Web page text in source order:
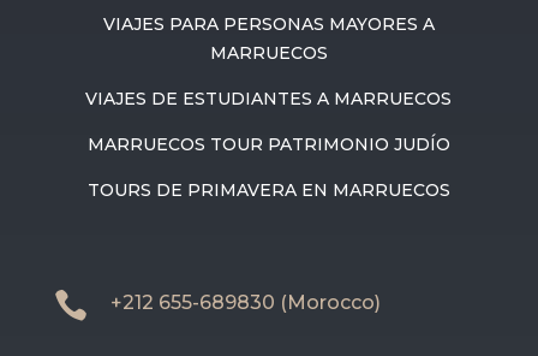
VIAJES PARA PERSONAS MAYORES A
MARRUECOS
VIAJES DE ESTUDIANTES A MARRUECOS
MARRUECOS TOUR PATRIMONIO JUDÍO
TOURS DE PRIMAVERA EN MARRUECOS
 +212 655-689830 (Morocco)